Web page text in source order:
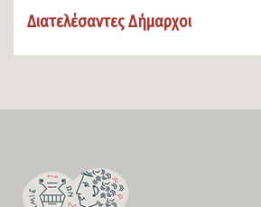
Διατελέσαντες Δήμαρχοι
FOOTER-
FIRST